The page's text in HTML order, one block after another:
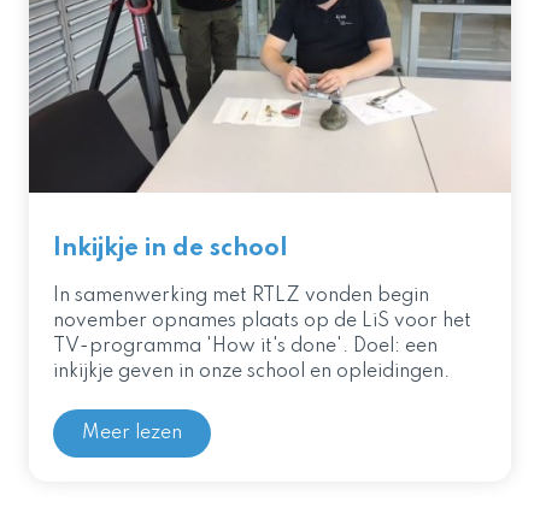
Inkijkje in de school
In samenwerking met RTLZ vonden begin
november opnames plaats op de LiS voor het
TV-programma 'How it's done'. Doel: een
inkijkje geven in onze school en opleidingen.
Meer lezen